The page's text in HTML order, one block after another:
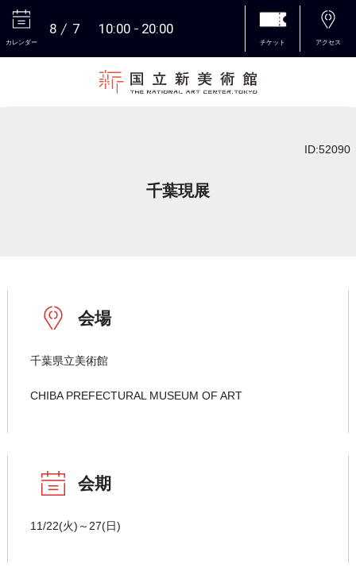
カレンダー
8 7 10:00 20:00
チケット アクセス
ID:52090
千葉現展
会場
千葉県立美術館
CHIBA PREFECTURAL MUSEUM OF ART
会期
11/22(火)～27(日)